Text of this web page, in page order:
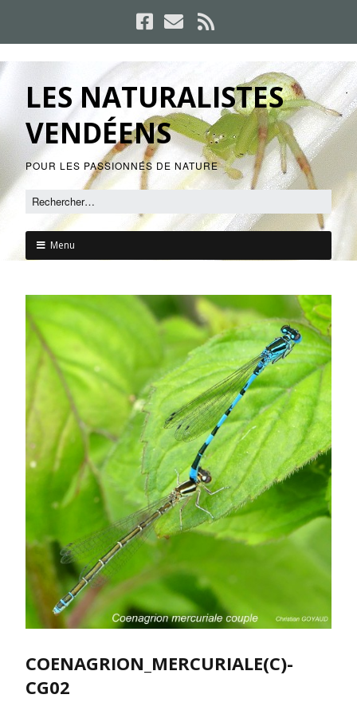
LES NATURALISTES
VENDÉENS
POUR LES PASSIONNÉS DE NATURE
Menu
COENAGRION_MERCURIALE(C)-
CG02